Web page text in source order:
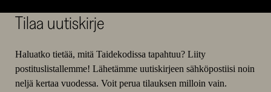
Tilaa uutiskirje
Haluatko tietää, mitä Taidekodissa tapahtuu? Liity
postituslistallemme! Lähetämme uutiskirjeen sähköpostiisi noin
neljä kertaa vuodessa. Voit perua tilauksen milloin vain.